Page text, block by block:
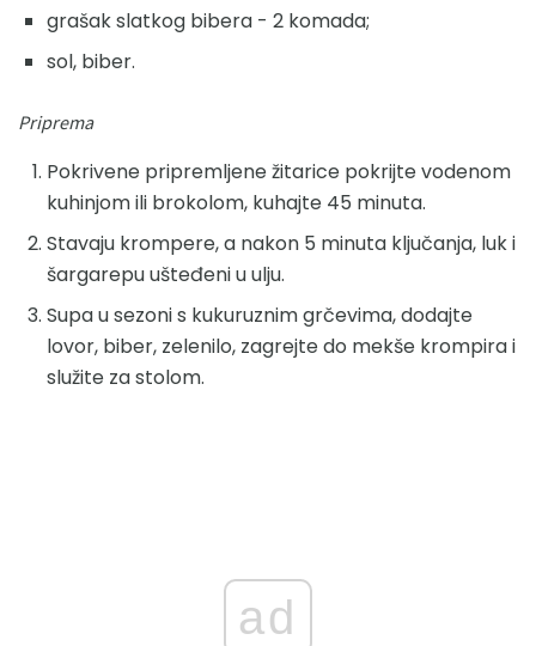
grašak slatkog bibera - 2 komada;
sol, biber.
Priprema
Pokrivene pripremljene žitarice pokrijte vodenom
kuhinjom ili brokolom, kuhajte 45 minuta.
Stavaju krompere, a nakon 5 minuta ključanja, luk i
šargarepu ušteđeni u ulju.
Supa u sezoni s kukuruznim grčevima, dodajte
lovor, biber, zelenilo, zagrejte do mekše krompira i
služite za stolom.
ad